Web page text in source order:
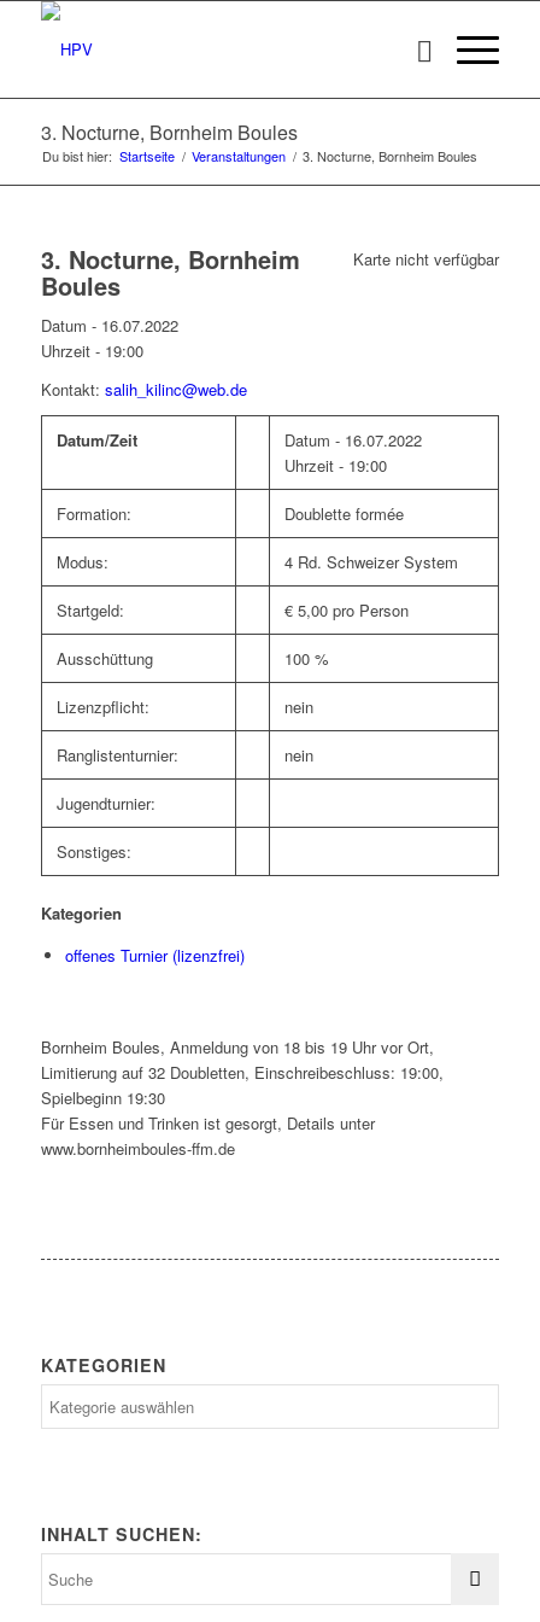
3. Nocturne, Bornheim Boules
Du bist hier: Startseite / Veranstaltungen / 3. Nocturne, Bornheim Boules
Karte nicht verfügbar
3. Nocturne, Bornheim
Boules
Datum - 16.07.2022
Uhrzeit - 19:00
Kontakt: salih_kilinc@web.de
Datum/Zeit
Datum - 16.07.2022
Uhrzeit - 19:00
Formation: Doublette formée
Modus: 4 Rd. Schweizer System
Startgeld: € 5,00 pro Person
Ausschüttung 100 %
Lizenzpflicht: nein
Ranglistenturnier: nein
Jugendturnier:
Sonstiges:
Kategorien
offenes Turnier (lizenzfrei)
Bornheim Boules, Anmeldung von 18 bis 19 Uhr vor Ort,
Limitierung auf 32 Doubletten, Einschreibeschluss: 19:00,
Spielbeginn 19:30
Für Essen und Trinken ist gesorgt, Details unter
www.bornheimboules-ffm.de
KATEGORIEN
INHALT SUCHEN: